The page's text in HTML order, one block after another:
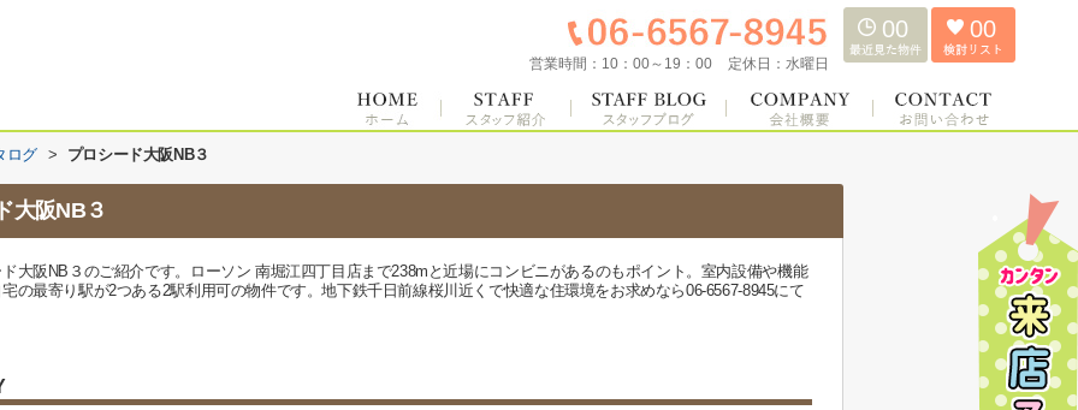
営業時間： 10：00～19：00 定休日： 水曜日
00 00
ログ > プロシード大阪NB３
大阪NB３
大阪NB３のご紹介です。ローソン 南堀江四丁目店まで238mと近場にコンビニがあるのもポイント。室内設備や機能
の最寄り駅が2つある2駅利用可の物件です。地下鉄千日前線桜川近くで快適な住環境をお求めなら06-6567-8945にて